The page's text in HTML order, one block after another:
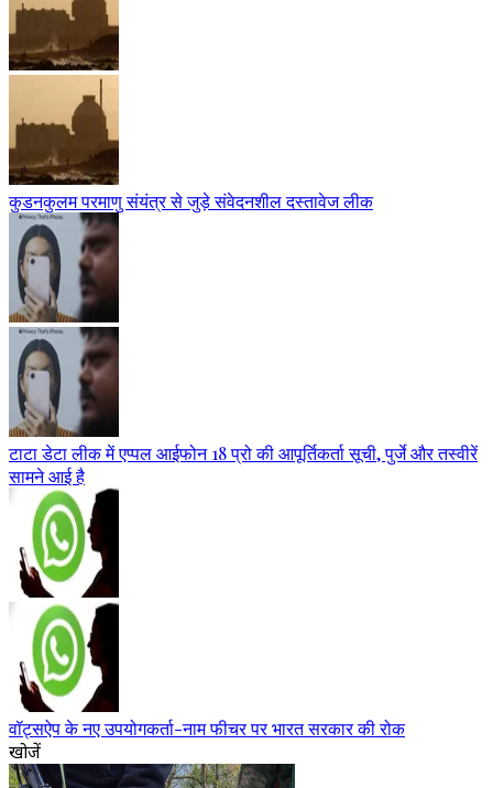
कुडनकुलम परमाणु संयंत्र से जुड़े संवेदनशील दस्तावेज लीक
टाटा डेटा लीक में एप्पल आईफोन 18 प्रो की आपूर्तिकर्ता सूची, पुर्जे और तस्वीरें
सामने आई है
वॉट्सऐप के नए उपयोगकर्ता-नाम फीचर पर भारत सरकार की रोक
खोजें